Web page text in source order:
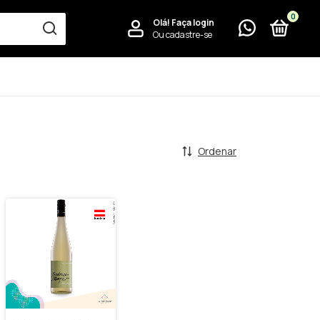
Olá! Faça login
Ou cadastre-se
0
Ordenar